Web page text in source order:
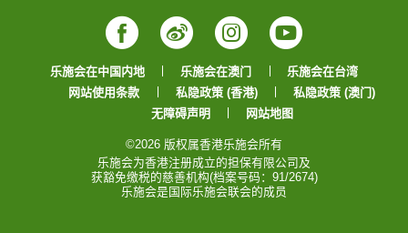
Facebook
WeiboInstagram
YouTube
乐施会在中国内地 乐施会在澳门
乐施会在台湾
网站使用条款
私隐政策 (香港)
私隐政策 (澳门)
无障碍声明
网站地图
©2026 版权属香港乐施会所有
乐施会为香港注册成立的担保有限公司及
获豁免缴税的慈善机构(档案号码：91/2674)
乐施会是国际乐施会联会的成员